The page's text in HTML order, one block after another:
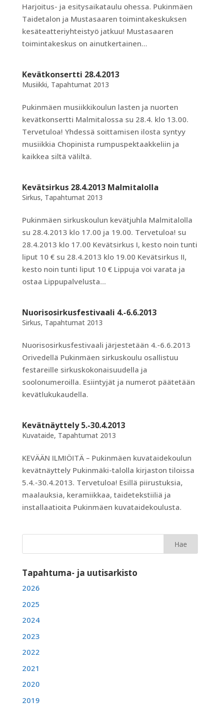
Harjoitus- ja esitysaikataulu ohessa. Pukinmäen
Taidetalon ja Mustasaaren toimintakeskuksen
kesäteatteriyhteistyö jatkuu! Mustasaaren
toimintakeskus on ainutkertainen...
Kevätkonsertti 28.4.2013
Musiikki, Tapahtumat 2013
Pukinmäen musiikkikoulun lasten ja nuorten
kevätkonsertti Malmitalossa su 28.4. klo 13.00.
Tervetuloa! Yhdessä soittamisen ilosta syntyy
musiikkia Chopinista rumpuspektaakkeliin ja
kaikkea siltä väliltä.
Kevätsirkus 28.4.2013 Malmitalolla
Sirkus, Tapahtumat 2013
Pukinmäen sirkuskoulun kevätjuhla Malmitalolla
su 28.4.2013 klo 17.00 ja 19.00. Tervetuloa! su
28.4.2013 klo 17.00 Kevätsirkus I, kesto noin tunti
liput 10 € su 28.4.2013 klo 19.00 Kevätsirkus II,
kesto noin tunti liput 10 € Lippuja voi varata ja
ostaa Lippupalvelusta...
Nuorisosirkusfestivaali 4.-6.6.2013
Sirkus, Tapahtumat 2013
Nuorisosirkusfestivaali järjestetään 4.-6.6.2013
Orivedellä Pukinmäen sirkuskoulu osallistuu
festareille sirkuskokonaisuudella ja
soolonumeroilla. Esiintyjät ja numerot päätetään
kevätlukukaudella.
Kevätnäyttely 5.-30.4.2013
Kuvataide, Tapahtumat 2013
KEVÄÄN ILMIÖITÄ – Pukinmäen kuvataidekoulun
kevätnäyttely Pukinmäki-talolla kirjaston tiloissa
5.4.-30.4.2013. Tervetuloa! Esillä piirustuksia,
maalauksia, keramiikkaa, taidetekstiiliä ja
installaatioita Pukinmäen kuvataidekoulusta.
Tapahtuma- ja uutisarkisto
2026
2025
2024
2023
2022
2021
2020
2019